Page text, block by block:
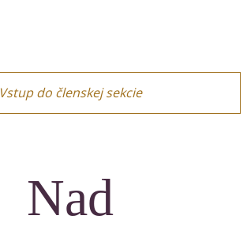
Vstup do členskej sekcie
Nad